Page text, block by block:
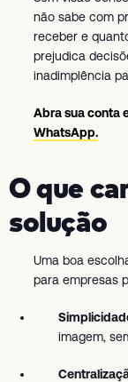
não sabe com
receber e
prejudica
inadimplência
Abra sua conta
WhatsApp.
O que
solução
Uma boa
para empresas
imagem,